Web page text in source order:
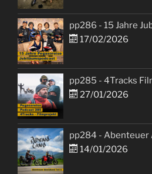
pp286 - 15 Jahre
17/02/2026
pp285 - 4Tracks
27/01/2026
pp284 - Abenteuer
14/01/2026